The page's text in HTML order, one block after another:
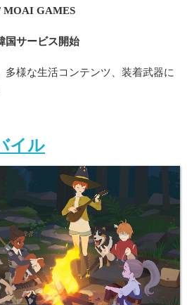
MOAI GAMES
国サービス開始
多様な生活コンテンツ、装着武器に
イル